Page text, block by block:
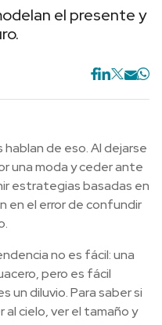
el presente y
de eso. Al dejarse
una moda y ceder ante
estrategias basadas en
en el error de confundir
no es fácil: una
pero es fácil
un diluvio. Para saber si
cielo, ver el tamaño y